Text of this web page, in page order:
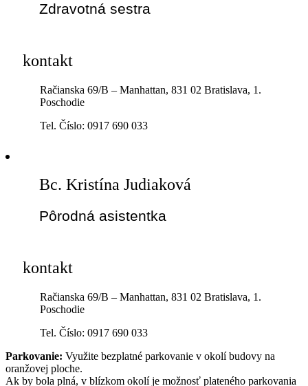
Zdravotná sestra
kontakt
Račianska 69/B – Manhattan, 831 02 Bratislava, 1.
Poschodie
Tel. Číslo: 0917 690 033
Bc. Kristína Judiaková
Pôrodná asistentka
kontakt
Račianska 69/B – Manhattan, 831 02 Bratislava, 1.
Poschodie
Tel. Číslo: 0917 690 033
Parkovanie: Využite bezplatné parkovanie v okolí budovy na
oranžovej ploche.
Ak by bola plná, v blízkom okolí je možnosť plateného parkovania